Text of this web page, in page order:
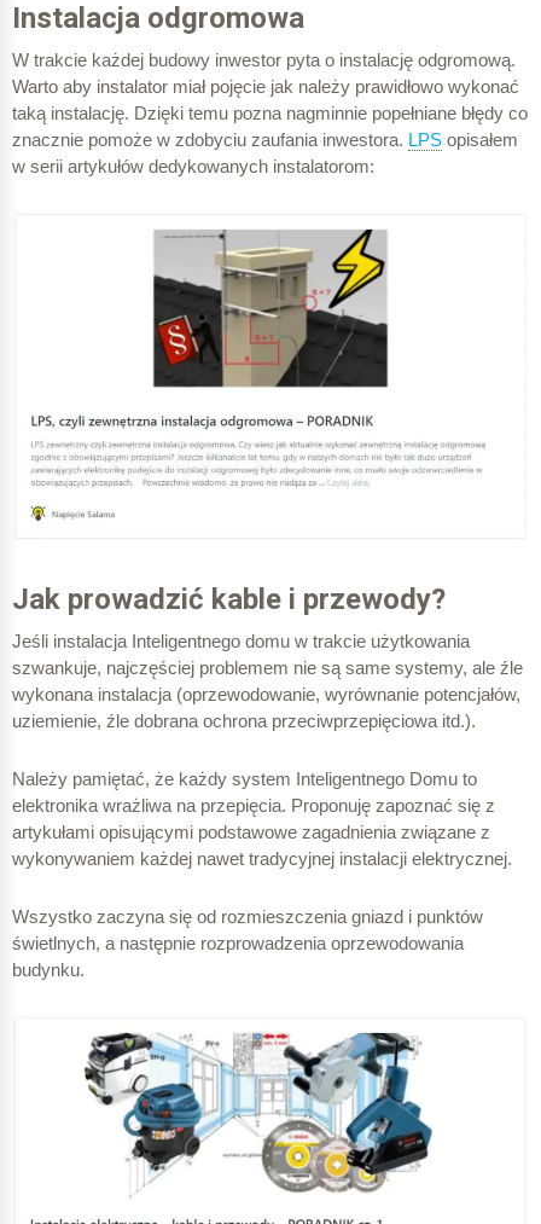
Instalacja odgromowa
W trakcie każdej budowy inwestor pyta o instalację odgromową.
Warto aby instalator miał pojęcie jak należy prawidłowo wykonać
taką instalację. Dzięki temu pozna nagminnie popełniane błędy co
znacznie pomoże w zdobyciu zaufania inwestora. LPS opisałem
w serii artykułów dedykowanych instalatorom:
Jak prowadzić kable i przewody?
Jeśli instalacja Inteligentnego domu w trakcie użytkowania
szwankuje, najczęściej problemem nie są same systemy, ale źle
wykonana instalacja (oprzewodowanie, wyrównanie potencjałów,
uziemienie, źle dobrana ochrona przeciwprzepięciowa itd.).
Należy pamiętać, że każdy system Inteligentnego Domu to
elektronika wrażliwa na przepięcia. Proponuję zapoznać się z
artykułami opisującymi podstawowe zagadnienia związane z
wykonywaniem każdej nawet tradycyjnej instalacji elektrycznej.
Wszystko zaczyna się od rozmieszczenia gniazd i punktów
świetlnych, a następnie rozprowadzenia oprzewodowania
budynku.